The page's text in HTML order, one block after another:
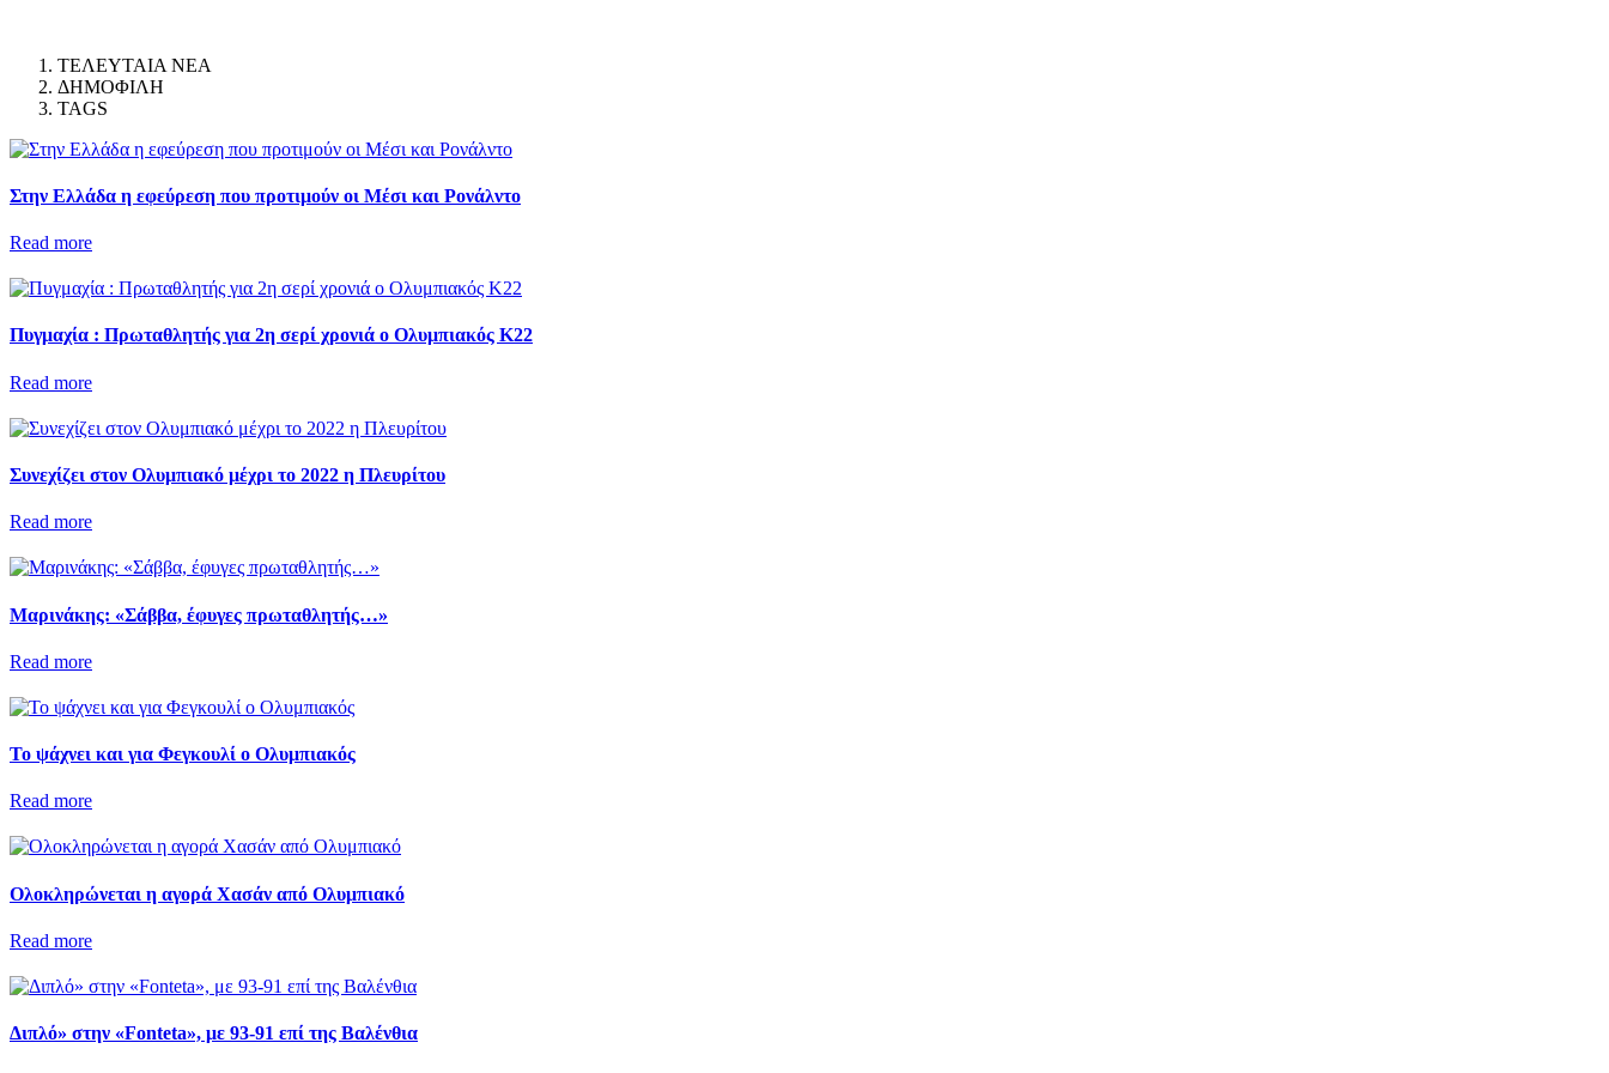
ΤΕΛΕΥΤΑΙΑ ΝΕΑ
ΔΗΜΟΦΙΛΗ
TAGS
Στην Ελλάδα η εφεύρεση που προτιμούν οι Μέσι και Ρονάλντο
Read more
Πυγμαχία : Πρωταθλητής για 2η σερί χρονιά ο Ολυμπιακός Κ22
Read more
Συνεχίζει στον Ολυμπιακό μέχρι το 2022 η Πλευρίτου
Read more
Μαρινάκης: «Σάββα, έφυγες πρωταθλητής…»
Read more
Το ψάχνει και για Φεγκουλί ο Ολυμπιακός
Read more
Ολοκληρώνεται η αγορά Χασάν από Ολυμπιακό
Read more
Διπλό» στην «Fonteta», με 93-91 επί της Βαλένθια